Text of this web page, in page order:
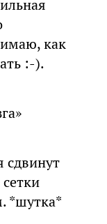
как
:-).
сдвинут
*шутка*